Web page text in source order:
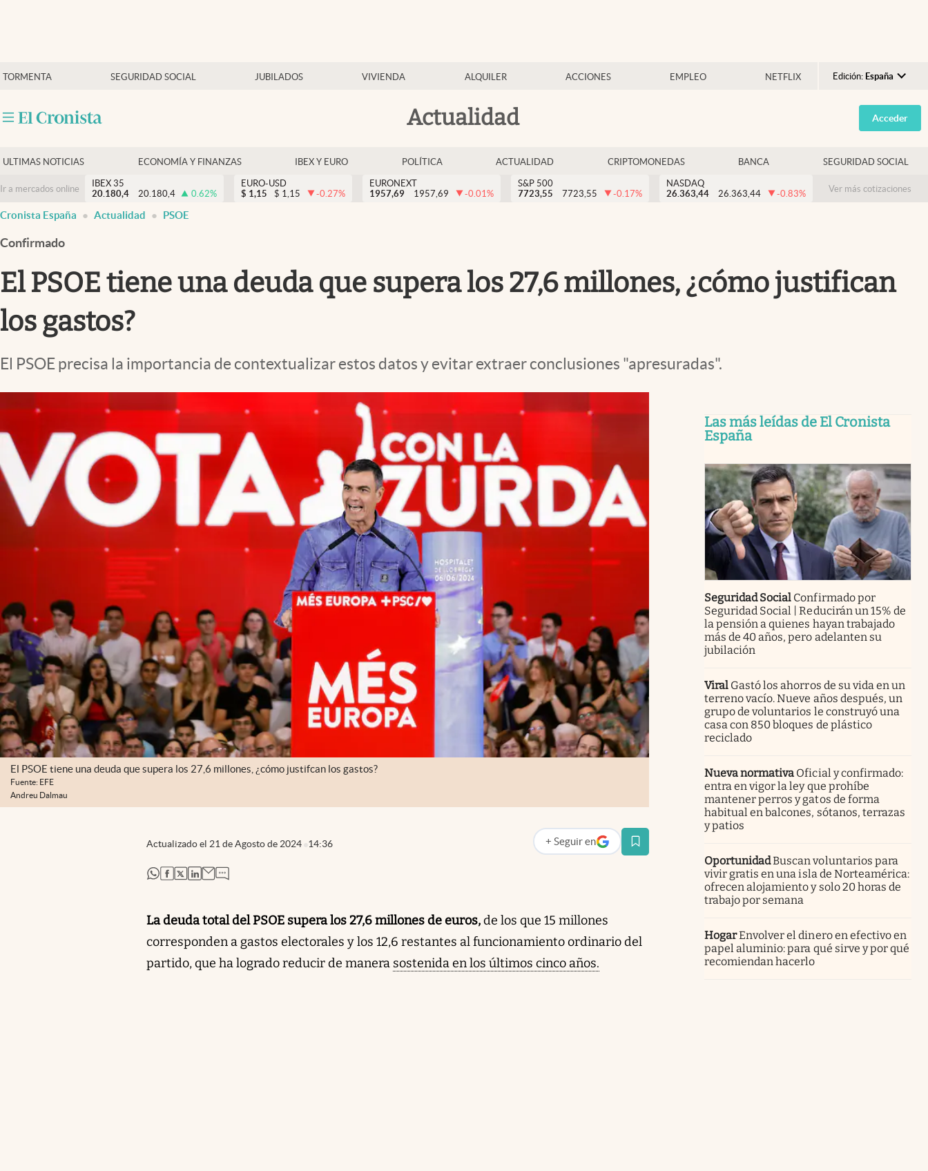
TORMENTA SEGURIDAD SOCIAL JUBILADOS VIVIENDA ALQUILER ACCIONES EMPLEO NETFLIX Edición: España
Argentina
España
USA
Colombia
Actualidad
Economía y finanzas
Criptomonedas
Acceder
ULTIMAS NOTICIAS ECONOMÍA Y FINANZAS IBEX Y EURO POLÍTICA ACTUALIDAD CRIPTOMONEDAS BANCA SEGURIDAD SOCIAL
Ir a mercados online
IBEX 35
20.180,4
20.180,4 0.62%
EURO-USD
$ 1,15 $ 1,15 -0.27%
EURONEXT
1957,69
1957,69 -0.01%
S&P 500
7723,55
7723,55 -0.17%
NASDAQ
26.363,44
26.363,44 -0.83% Ver más cotizaciones
Cronista España Actualidad PSOE
Confirmado
El PSOE tiene una deuda que supera los 27,6 millones, ¿cómo justifican
los gastos?
El PSOE precisa la importancia de contextualizar estos datos y evitar extraer conclusiones "apresuradas".
El PSOE tiene una deuda que supera los 27,6 millones, ¿cómo justifcan los gastos?
Fuente: EFE
Andreu Dalmau
Actualizado el 21 de Agosto de 2024 14:36 + Seguir en
abre en nueva pestaña
abre en nueva pestaña
abre en nueva pestaña
abre en nueva pestaña
abre en nueva pestaña
La deuda total del PSOE supera los 27,6 millones de euros,de los que 15 millones
corresponden a gastos electorales y los 12,6 restantes al funcionamiento ordinario del
partido, que ha logrado reducir de manera sostenida en los últimos cinco años.
Las más leídas de El Cronista
España
Seguridad Social Confirmado por
Seguridad Social | Reducirán un 15% de
la pensión a quienes hayan trabajado
más de 40 años, pero adelanten su
jubilación
Viral Gastó los ahorros de su vida en un
terreno vacío. Nueve años después, un
grupo de voluntarios le construyó una
casa con 850 bloques de plástico
reciclado
Nueva normativa Oficial y confirmado:
entra en vigor la ley que prohíbe
mantener perros y gatos de forma
habitual en balcones, sótanos, terrazas
y patios
OportunidadBuscan voluntarios para
vivir gratis en una isla de Norteamérica:
ofrecen alojamiento y solo 20 horas de
trabajo por semana
HogarEnvolver el dinero en efectivo en
papel aluminio: para qué sirve y por qué
recomiendan hacerlo